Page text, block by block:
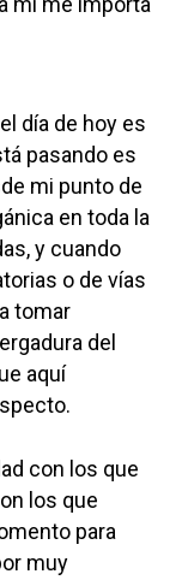
día de hoy es
pasando es
mi punto de
en toda la
y cuando
o de vías
tomar
del
aquí
con los que
los que
para
muy